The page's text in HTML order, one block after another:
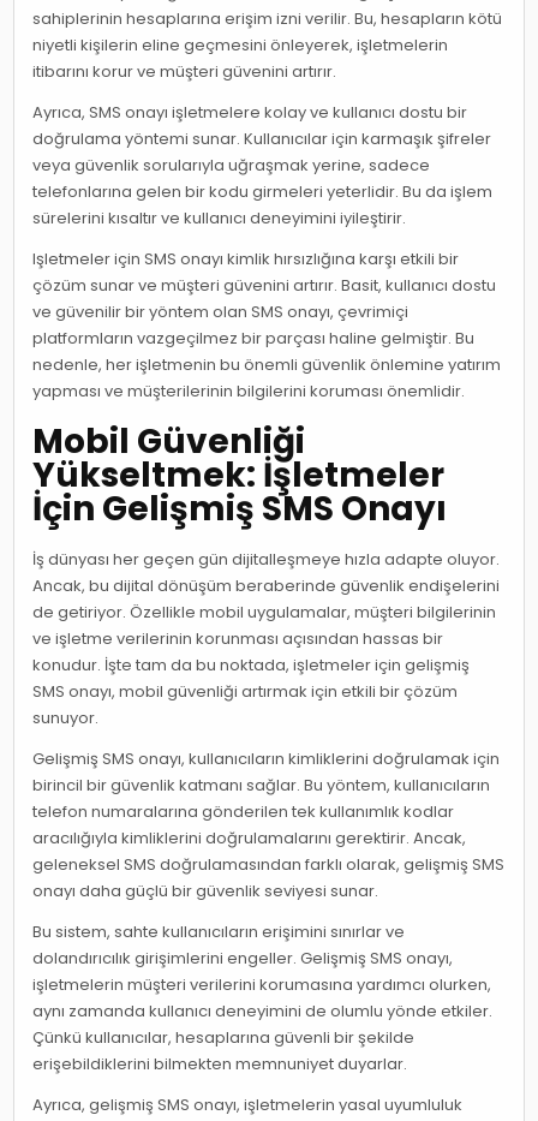
sahiplerinin hesaplarına erişim izni verilir. Bu, hesapların kötü
niyetli kişilerin eline geçmesini önleyerek, işletmelerin
itibarını korur ve müşteri güvenini artırır.
Ayrıca, SMS onayı işletmelere kolay ve kullanıcı dostu bir
doğrulama yöntemi sunar. Kullanıcılar için karmaşık şifreler
veya güvenlik sorularıyla uğraşmak yerine, sadece
telefonlarına gelen bir kodu girmeleri yeterlidir. Bu da işlem
sürelerini kısaltır ve kullanıcı deneyimini iyileştirir.
Işletmeler için SMS onayı kimlik hırsızlığına karşı etkili bir
çözüm sunar ve müşteri güvenini artırır. Basit, kullanıcı dostu
ve güvenilir bir yöntem olan SMS onayı, çevrimiçi
platformların vazgeçilmez bir parçası haline gelmiştir. Bu
nedenle, her işletmenin bu önemli güvenlik önlemine yatırım
yapması ve müşterilerinin bilgilerini koruması önemlidir.
Mobil Güvenliği
Yükseltmek: İşletmeler
İçin Gelişmiş SMS Onayı
İş dünyası her geçen gün dijitalleşmeye hızla adapte oluyor.
Ancak, bu dijital dönüşüm beraberinde güvenlik endişelerini
de getiriyor. Özellikle mobil uygulamalar, müşteri bilgilerinin
ve işletme verilerinin korunması açısından hassas bir
konudur. İşte tam da bu noktada, işletmeler için gelişmiş
SMS onayı, mobil güvenliği artırmak için etkili bir çözüm
sunuyor.
Gelişmiş SMS onayı, kullanıcıların kimliklerini doğrulamak için
birincil bir güvenlik katmanı sağlar. Bu yöntem, kullanıcıların
telefon numaralarına gönderilen tek kullanımlık kodlar
aracılığıyla kimliklerini doğrulamalarını gerektirir. Ancak,
geleneksel SMS doğrulamasından farklı olarak, gelişmiş SMS
onayı daha güçlü bir güvenlik seviyesi sunar.
Bu sistem, sahte kullanıcıların erişimini sınırlar ve
dolandırıcılık girişimlerini engeller. Gelişmiş SMS onayı,
işletmelerin müşteri verilerini korumasına yardımcı olurken,
aynı zamanda kullanıcı deneyimini de olumlu yönde etkiler.
Çünkü kullanıcılar, hesaplarına güvenli bir şekilde
erişebildiklerini bilmekten memnuniyet duyarlar.
Ayrıca, gelişmiş SMS onayı, işletmelerin yasal uyumluluk